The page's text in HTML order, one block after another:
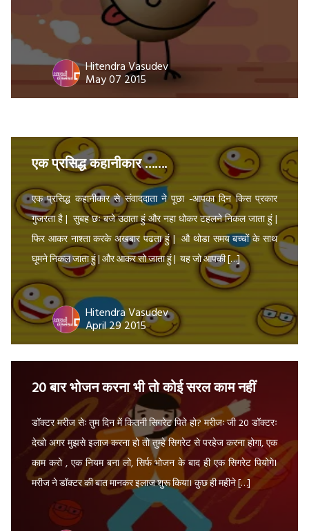
Hitendra Vasudev
May 07 2015
एक प्रसिद्ध कहानीकार …….
एक प्रसिद्ध कहानीकार से संवाददाता ने पूछा -आपका दिन किस प्रकार
गुजरता है | सुबह छः बजे उठाता हुं और नहा धोकर टहलने निकल जाता हुं |
फिर आकर नाश्ता करके अखबार पढता हुं | औ थोडा समय बच्चों के साथ
घूमने निकल जाता हुं | और आकर सो जाता हुं | यह जो आपकी […]
Hitendra Vasudev
April 29 2015
20 बार भोजन करना भी तो कोई सरल काम नहीं
डॉक्टर मरीज सेः तुम दिन में कितनी सिगरेट पिते हो? मरीजः जी 20 डॉक्टरः
देखो अगर मुझसे इलाज करना हो तो तुम्हे सिगरेट से परहेज करना होगा, एक
काम करो , एक नियम बना लो, सिर्फ भोजन के बाद ही एक सिगरेट पियोगे।
मरीज ने डॉक्टर की बात मानकर इलाज शुरू किया। कुछ ही महीने […]